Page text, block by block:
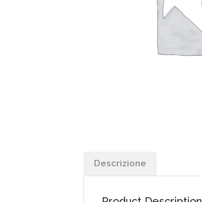
Descrizione